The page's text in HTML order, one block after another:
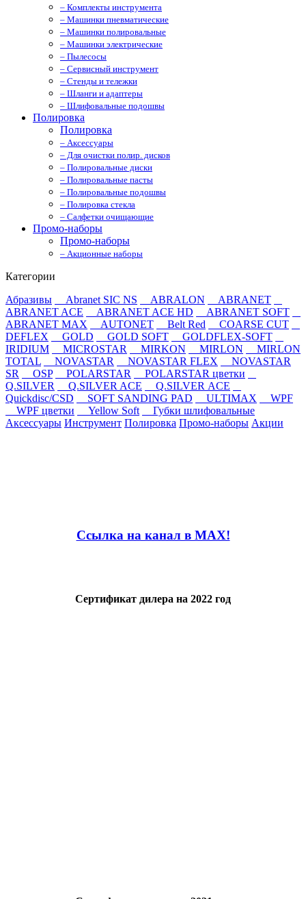
– Комплекты инструмента
– Машинки пневматические
– Машинки полировальные
– Машинки электрические
– Пылесосы
– Сервисный инструмент
– Стенды и тележки
– Шланги и адаптеры
– Шлифовальные подошвы
Полировка
Полировка
– Аксессуары
– Для очистки полир. дисков
– Полировальные диски
– Полировальные пасты
– Полировальные подошвы
– Полировка стекла
– Салфетки очищающие
Промо-наборы
Промо-наборы
– Акционные наборы
Категории
Абразивы
Abranet SIC NS ABRALON
ABRANET
ABRANET ACE
ABRANET ACE HD
ABRANET SOFT
ABRANET MAX
AUTONET Belt Red
COARSE CUT
DEFLEX
GOLD GOLD SOFT
GOLDFLEX-SOFT
IRIDIUM
MICROSTAR MIRKON MIRLON
MIRLON
TOTAL
NOVASTAR NOVASTAR FLEX
NOVASTAR
SR
OSP POLARSTAR
POLARSTAR цветки
Q.SILVER
Q.SILVER ACE
Q.SILVER ACE
Quickdisc/CSD
SOFT SANDING PAD ULTIMAX
WPF
WPF цветки
Yellow Soft
Губки шлифовальные
Аксессуары Инструмент Полировка Промо-наборы Акции
Ссылка на канал в MAX!
Сертификат дилера на 2022 год